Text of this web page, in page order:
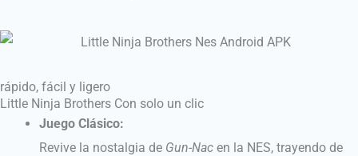
rápido, fácil y ligero
Little Ninja Brothers Con solo un clic
Juego Clásico:
Revive la nostalgia de Gun-Nac en la NES, trayendo de